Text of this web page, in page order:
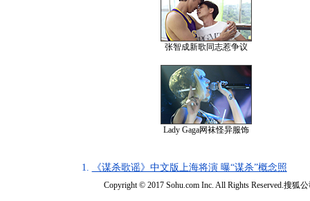
张智成新歌同志惹争议
Lady Gaga网袜怪异服饰
1. 《谋杀歌谣》中文版上海将演 曝“谋杀”概念照
Copyright © 2017 Sohu.com Inc. All Rights Reserved.搜狐